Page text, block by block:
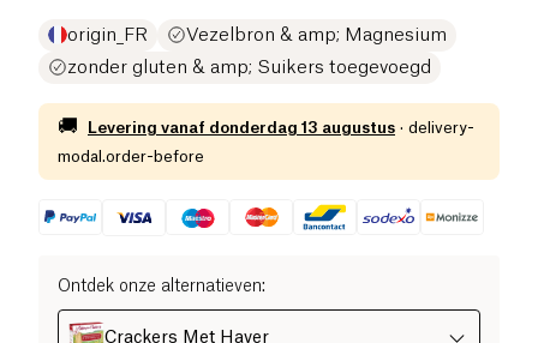
origin_FR
Vezelbron & amp; Magnesium
zonder gluten & amp; Suikers toegevoegd
🚚 Levering vanaf donderdag 13 augustus · delivery-
modal.order-before
Ontdek onze alternatieven:
Crackers Met Haver